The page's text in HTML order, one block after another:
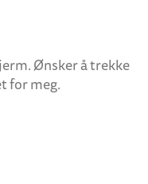
Ønsker å trekke
for meg.